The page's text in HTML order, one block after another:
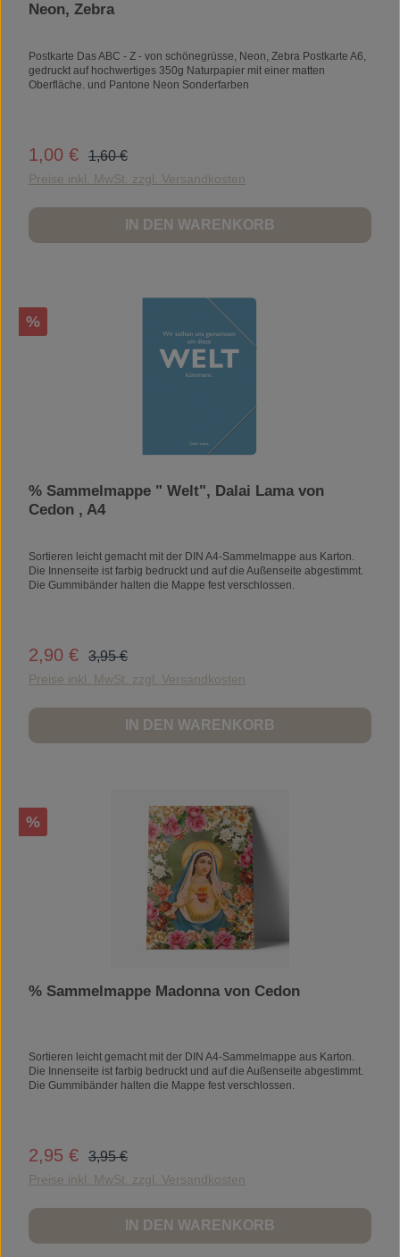
Neon, Zebra
Postkarte Das ABC - Z - von schönegrüsse, Neon, Zebra Postkarte A6,
gedruckt auf hochwertiges 350g Naturpapier mit einer matten
Oberfläche. und Pantone Neon Sonderfarben
Verkaufspreis:
1,00 € Regulärer Preis:
1,60 €
Preise inkl. MwSt. zzgl. Versandkosten
IN DEN WARENKORB
Rabatt
%
% Sammelmappe " Welt", Dalai Lama von
Cedon , A4
Sortieren leicht gemacht mit der DIN A4-Sammelmappe aus Karton.
Die Innenseite ist farbig bedruckt und auf die Außenseite abgestimmt.
Die Gummibänder halten die Mappe fest verschlossen.
Verkaufspreis:
2,90 € Regulärer Preis:
3,95 €
Preise inkl. MwSt. zzgl. Versandkosten
IN DEN WARENKORB
Rabatt
%
% Sammelmappe Madonna von Cedon
Sortieren leicht gemacht mit der DIN A4-Sammelmappe aus Karton.
Die Innenseite ist farbig bedruckt und auf die Außenseite abgestimmt.
Die Gummibänder halten die Mappe fest verschlossen.
Verkaufspreis:
2,95 € Regulärer Preis:
3,95 €
Preise inkl. MwSt. zzgl. Versandkosten
IN DEN WARENKORB